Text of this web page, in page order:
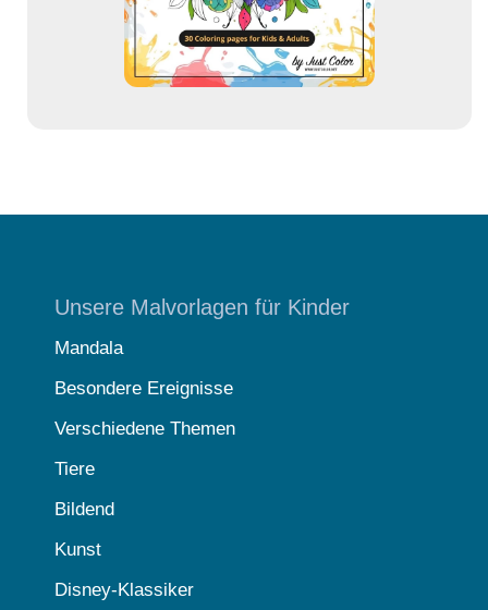
Unsere Malvorlagen für Kinder
Mandala
Besondere Ereignisse
Verschiedene Themen
Tiere
Bildend
Kunst
Disney-Klassiker